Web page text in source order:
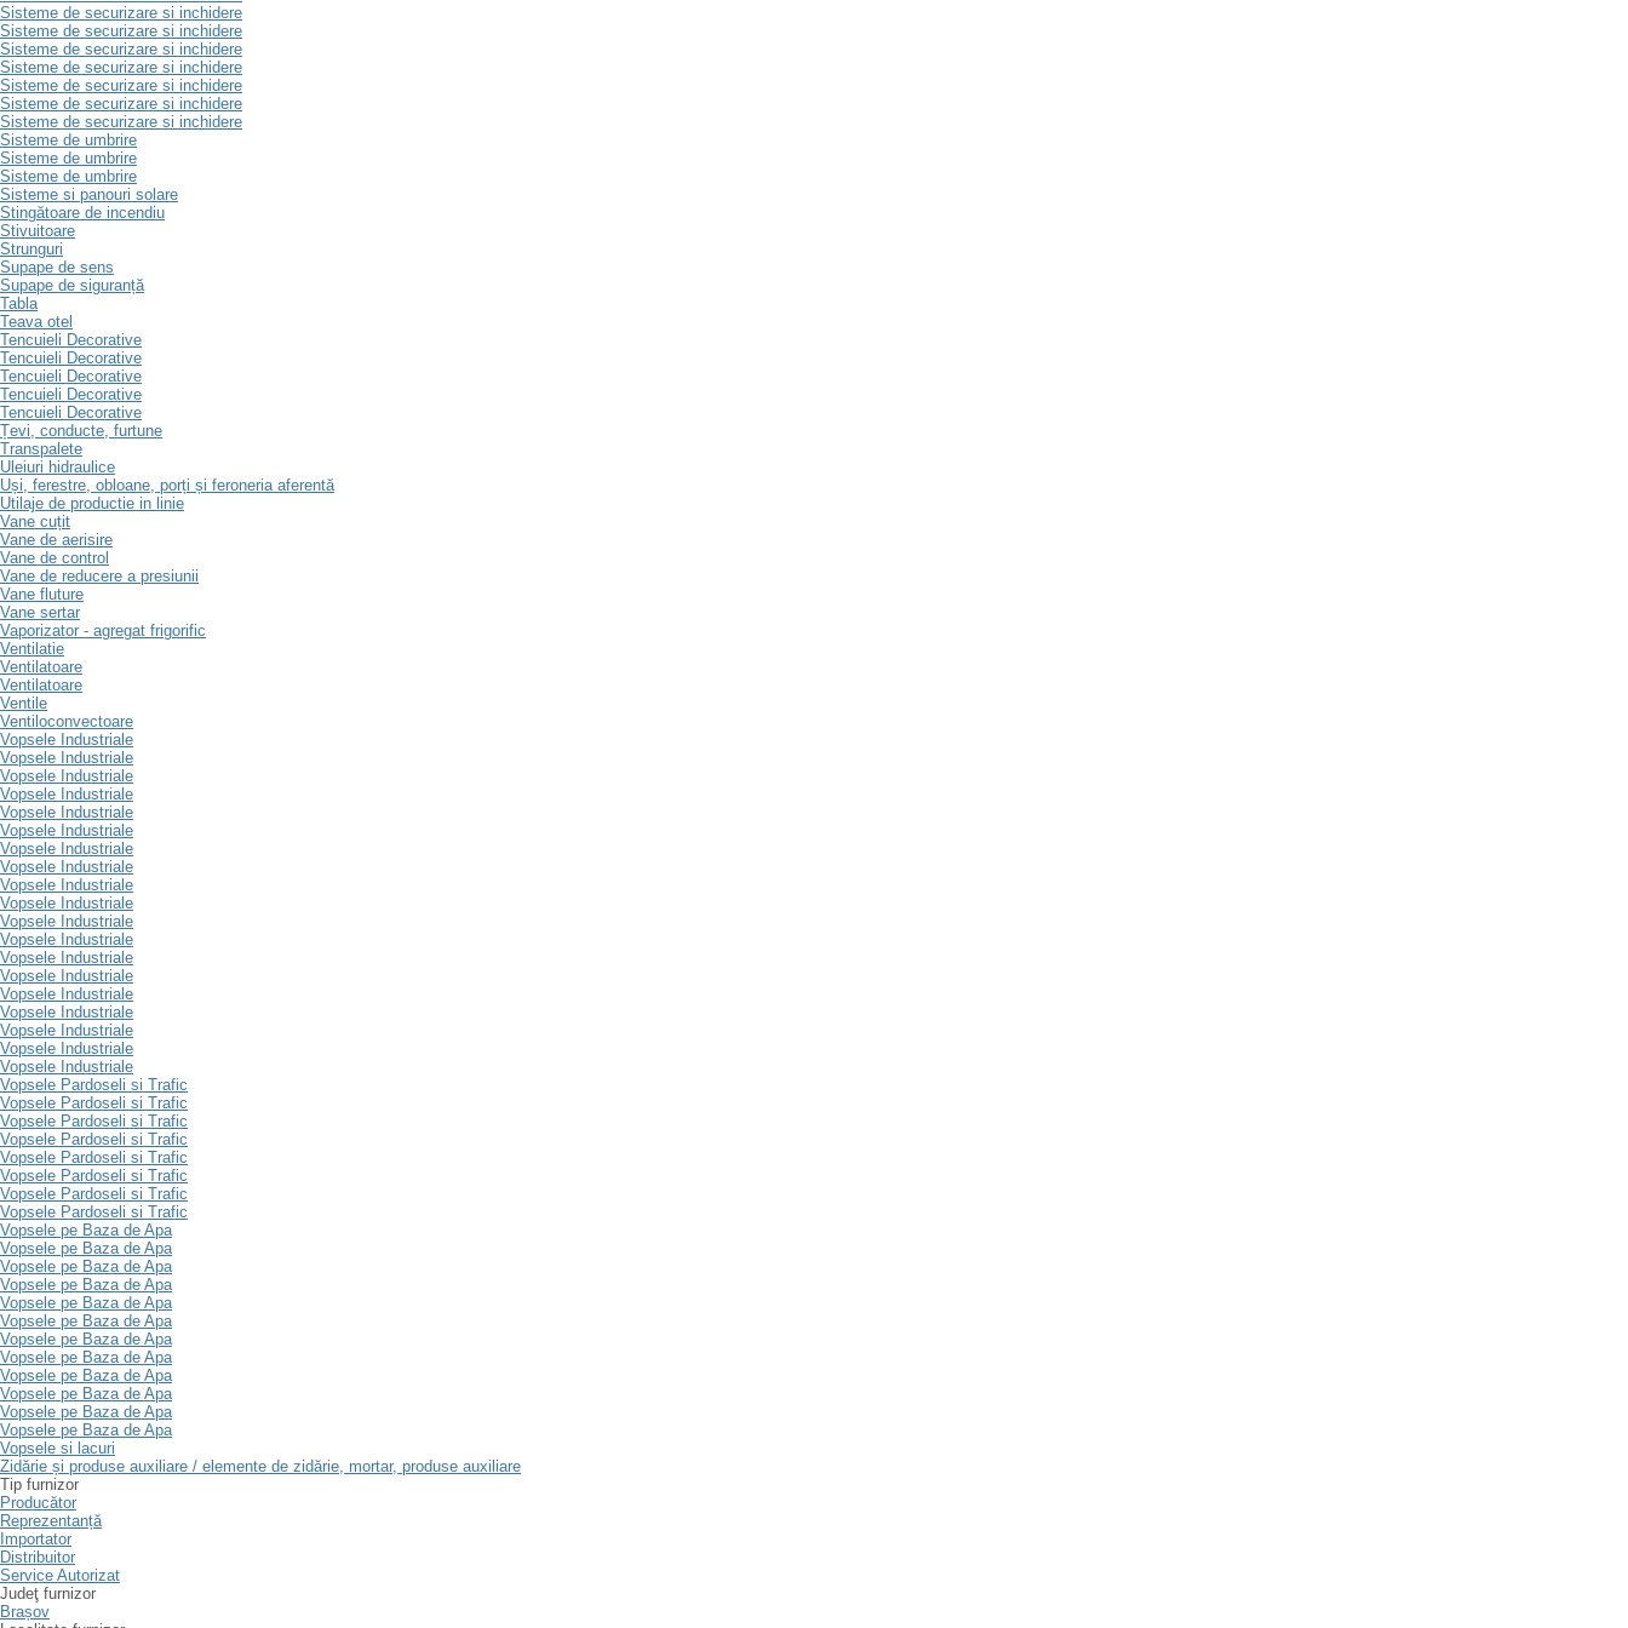
Sisteme de securizare si inchidere
Sisteme de securizare si inchidere
Sisteme de securizare si inchidere
Sisteme de securizare si inchidere
Sisteme de securizare si inchidere
Sisteme de securizare si inchidere
Sisteme de securizare si inchidere
Sisteme de umbrire
Sisteme de umbrire
Sisteme de umbrire
Sisteme si panouri solare
Stingătoare de incendiu
Stivuitoare
Strunguri
Supape de sens
Supape de siguranță
Tabla
Teava otel
Tencuieli Decorative
Tencuieli Decorative
Tencuieli Decorative
Tencuieli Decorative
Tencuieli Decorative
Țevi, conducte, furtune
Transpalete
Uleiuri hidraulice
Uși, ferestre, obloane, porți și feroneria aferentă
Utilaje de productie in linie
Vane cuțit
Vane de aerisire
Vane de control
Vane de reducere a presiunii
Vane fluture
Vane sertar
Vaporizator - agregat frigorific
Ventilatie
Ventilatoare
Ventilatoare
Ventile
Ventiloconvectoare
Vopsele Industriale
Vopsele Industriale
Vopsele Industriale
Vopsele Industriale
Vopsele Industriale
Vopsele Industriale
Vopsele Industriale
Vopsele Industriale
Vopsele Industriale
Vopsele Industriale
Vopsele Industriale
Vopsele Industriale
Vopsele Industriale
Vopsele Industriale
Vopsele Industriale
Vopsele Industriale
Vopsele Industriale
Vopsele Industriale
Vopsele Industriale
Vopsele Pardoseli si Trafic
Vopsele Pardoseli si Trafic
Vopsele Pardoseli si Trafic
Vopsele Pardoseli si Trafic
Vopsele Pardoseli si Trafic
Vopsele Pardoseli si Trafic
Vopsele Pardoseli si Trafic
Vopsele Pardoseli si Trafic
Vopsele pe Baza de Apa
Vopsele pe Baza de Apa
Vopsele pe Baza de Apa
Vopsele pe Baza de Apa
Vopsele pe Baza de Apa
Vopsele pe Baza de Apa
Vopsele pe Baza de Apa
Vopsele pe Baza de Apa
Vopsele pe Baza de Apa
Vopsele pe Baza de Apa
Vopsele pe Baza de Apa
Vopsele pe Baza de Apa
Vopsele si lacuri
Zidărie și produse auxiliare / elemente de zidărie, mortar, produse auxiliare
Tip furnizor
Producător
Reprezentanță
Importator
Distribuitor
Service Autorizat
Judeţ furnizor
Brașov